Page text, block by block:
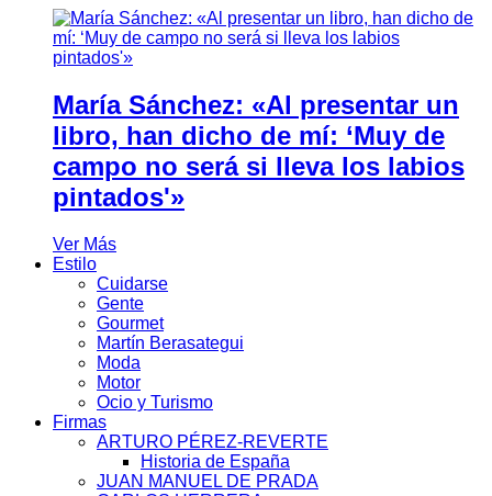
María Sánchez: «Al presentar un
libro, han dicho de mí: ‘Muy de
campo no será si lleva los labios
pintados'»
Ver Más
Estilo
Cuidarse
Gente
Gourmet
Martín Berasategui
Moda
Motor
Ocio y Turismo
Firmas
ARTURO PÉREZ-REVERTE
Historia de España
JUAN MANUEL DE PRADA